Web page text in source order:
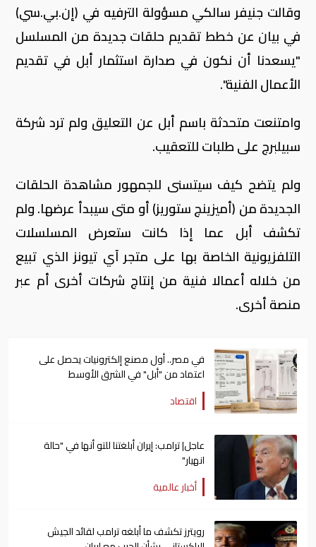
وقالت جنيفر سالكي مسؤولة الترفيه في (إن.بي.سي)
في بيان عن خطط تقديم حلقات جديدة من المسلسل
"يسعدنا أن نكون في صدارة استثمار أبل في تقديم
الأعمال الفنية".
وامتنعت متحدثة باسم أبل عن التعليق ولم ترد شركة
سبيلبرج على طلبات للتعقيب.
ولم يتضح كيف سيتسنى للجمهور مشاهدة الحلقات
الجديدة من (أميزينج ستوريز) أو متى سيبدأ عرضها. ولم
تكشف أبل عما إذا كانت ستعرض المسلسلات
التلفزيونية الخاصة بها على متجر آي تيونز الذي تبيع
من خلاله أعمالا فنية من إنتاج شركات أخرى أم عبر
منصة أخرى.
في مصر.. أول مصنع إلكترونيات يحصل على
اعتماد من "أبل" في الشرق الأوسط
اقتصاد
عاجل| ترامب: إيران أبلغتنا للتو أنها في "حالة
انهيار"
أخبار عالمية
رويترز تكشف ما أبلغه ​ترامب ​لقائد الجيش